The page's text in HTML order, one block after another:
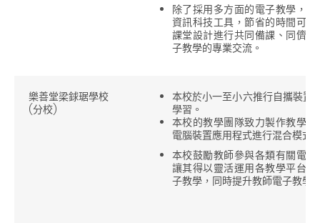
除了採用多方面的電子教學，
資訊科技工具，節省的時間可
課堂設計進行共同備課、同儕
子教學的專業交流。
樂善堂梁銶琚學校
(分校)
本校於小一至小六推行自攜裝置
學習。
本校的教學團隊致力製作教學
電腦裝置應用程式進行混合模式
本校鼓勵教師參與各類有關電
讓其得以靈活運用各教學平台
子教學，同時提升教師電子教學